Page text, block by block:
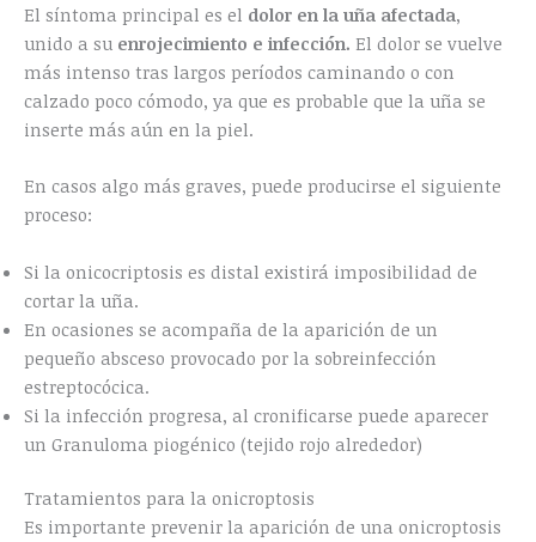
El síntoma principal es el dolor en la uña afectada,
unido a su enrojecimiento e infección. El dolor se vuelve
más intenso tras largos períodos caminando o con
calzado poco cómodo, ya que es probable que la uña se
inserte más aún en la piel.
En casos algo más graves, puede producirse el siguiente
proceso:
Si la onicocriptosis es distal existirá imposibilidad de
cortar la uña.
En ocasiones se acompaña de la aparición de un
pequeño absceso provocado por la sobreinfección
estreptocócica.
Si la infección progresa, al cronificarse puede aparecer
un Granuloma piogénico (tejido rojo alrededor)
Tratamientos para la onicroptosis
Es importante prevenir la aparición de una onicroptosis